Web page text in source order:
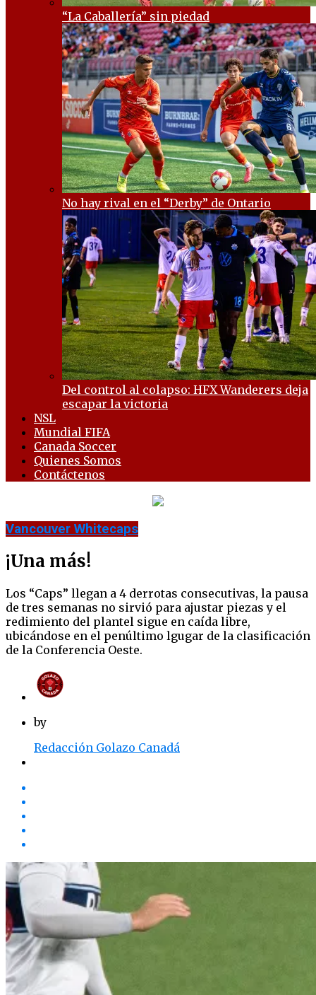
“La Caballería” sin piedad
No hay rival en el “Derby” de Ontario
Del control al colapso: HFX Wanderers deja
escapar la victoria
NSL
Mundial FIFA
Canada Soccer
Quienes Somos
Contáctenos
Vancouver Whitecaps
¡Una más!
Los “Caps” llegan a 4 derrotas consecutivas, la pausa
de tres semanas no sirvió para ajustar piezas y el
redimiento del plantel sigue en caída libre,
ubicándose en el penúltimo lgugar de la clasificación
de la Conferencia Oeste.
by
Redacción Golazo Canadá